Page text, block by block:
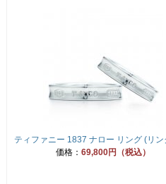
ティファニー 1837 ナロー リング (リン
価格： 69,800円（税込）